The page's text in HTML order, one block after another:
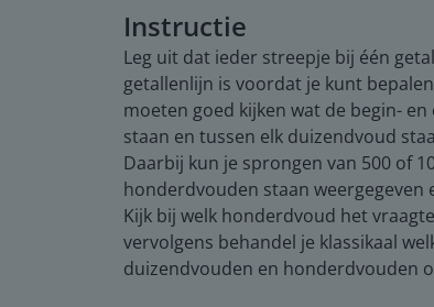
Instructie
Leg uit dat ieder streepje bij één
getallenlijn is voordat je kunt
moeten goed kijken wat de begin-
staan en tussen elk duizendvoud
Daarbij kun je sprongen van 500 of
honderdvouden staan
Kijk bij welk honderdvoud het
vervolgens behandel je klassikaal
duizendvouden en honderdvouden